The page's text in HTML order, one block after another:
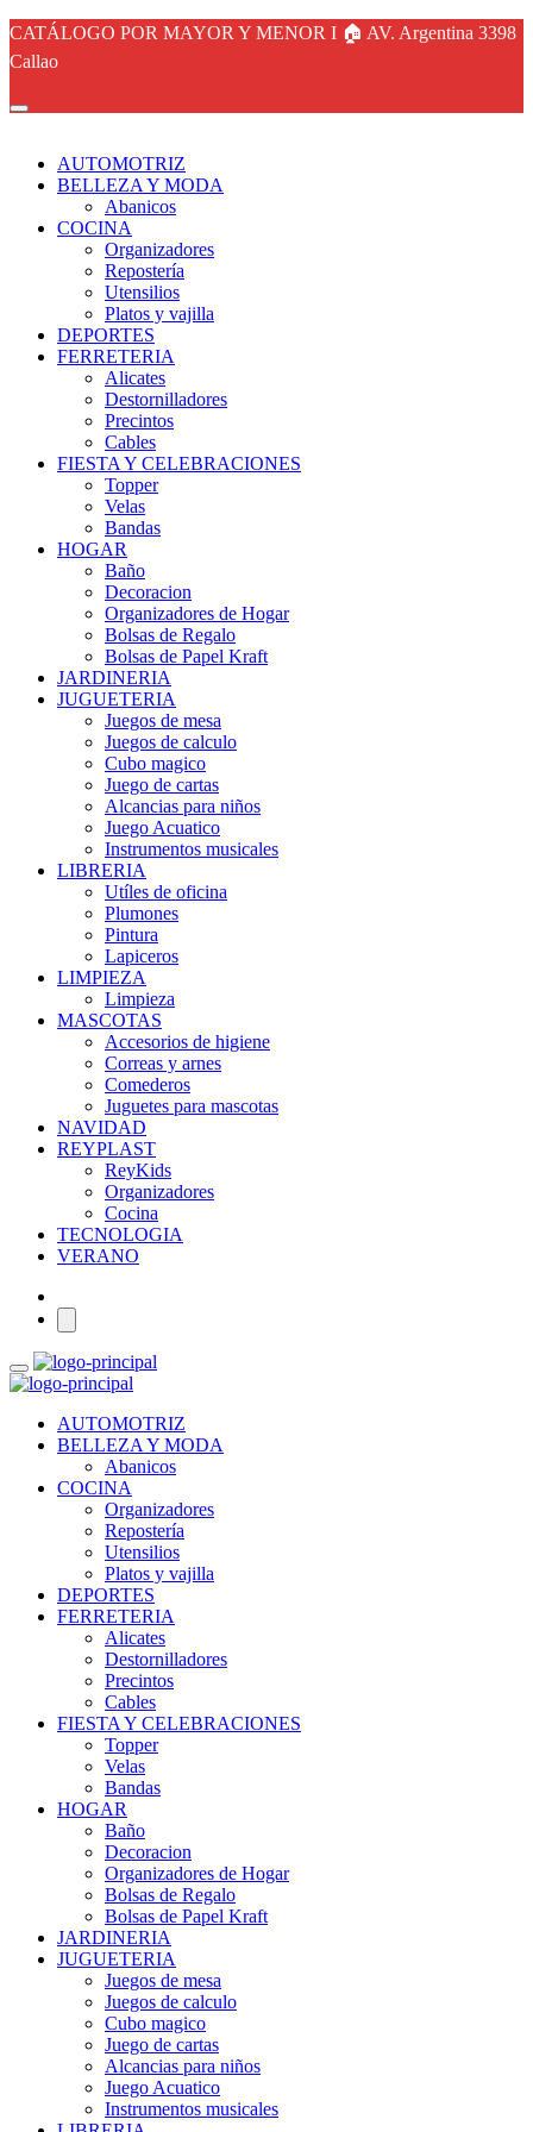
CATÁLOGO POR MAYOR Y MENOR I 🏠 AV. Argentina 3398
Callao
AUTOMOTRIZ
BELLEZA Y MODA
Abanicos
COCINA
Organizadores
Repostería
Utensilios
Platos y vajilla
DEPORTES
FERRETERIA
Alicates
Destornilladores
Precintos
Cables
FIESTA Y CELEBRACIONES
Topper
Velas
Bandas
HOGAR
Baño
Decoracion
Organizadores de Hogar
Bolsas de Regalo
Bolsas de Papel Kraft
JARDINERIA
JUGUETERIA
Juegos de mesa
Juegos de calculo
Cubo magico
Juego de cartas
Alcancias para niños
Juego Acuatico
Instrumentos musicales
LIBRERIA
Utíles de oficina
Plumones
Pintura
Lapiceros
LIMPIEZA
Limpieza
MASCOTAS
Accesorios de higiene
Correas y arnes
Comederos
Juguetes para mascotas
NAVIDAD
REYPLAST
ReyKids
Organizadores
Cocina
TECNOLOGIA
VERANO
AUTOMOTRIZ
BELLEZA Y MODA
Abanicos
COCINA
Organizadores
Repostería
Utensilios
Platos y vajilla
DEPORTES
FERRETERIA
Alicates
Destornilladores
Precintos
Cables
FIESTA Y CELEBRACIONES
Topper
Velas
Bandas
HOGAR
Baño
Decoracion
Organizadores de Hogar
Bolsas de Regalo
Bolsas de Papel Kraft
JARDINERIA
JUGUETERIA
Juegos de mesa
Juegos de calculo
Cubo magico
Juego de cartas
Alcancias para niños
Juego Acuatico
Instrumentos musicales